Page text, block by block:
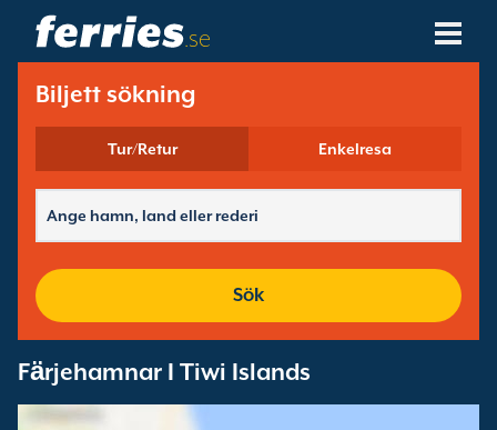
.se
Rederier
Färjedestinationer
Färjerutter
Ändra Bokning
Biljett sökning
Tur/Retur Enkelresa
Sök
Fӓrjehamnar I Tiwi Islands